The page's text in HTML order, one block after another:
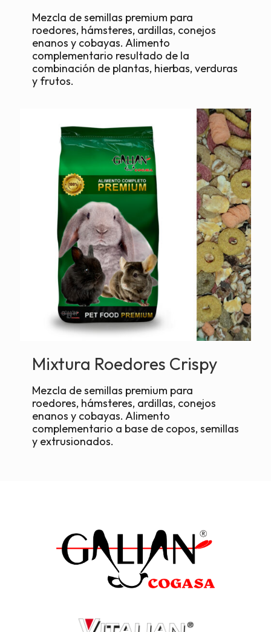
Mezcla de semillas premium para
roedores, hámsteres, ardillas, conejos
enanos y cobayas. Alimento
complementario resultado de la
combinación de plantas, hierbas, verduras
y frutos.
Mixtura Roedores Crispy
Mezcla de semillas premium para
roedores, hámsteres, ardillas, conejos
enanos y cobayas. Alimento
complementario a base de copos, semillas
y extrusionados.